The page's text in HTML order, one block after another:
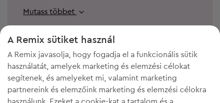
Mutass többet
A Remix sütiket használ
A Remix javasolja, hogy fogadja el a funkcionális sütik
használatát, amelyek marketing és elemzési célokat
segítenek, és amelyeket mi, valamint marketing
partnereink és elemzőink marketing és elemzési célokra